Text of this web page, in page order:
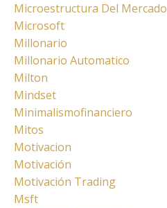
Microestructura Del Mercado
Microsoft
Millonario
Millonario Automatico
Milton
Mindset
Minimalismofinanciero
Mitos
Motivacion
Motivación
Motivación Trading
Msft